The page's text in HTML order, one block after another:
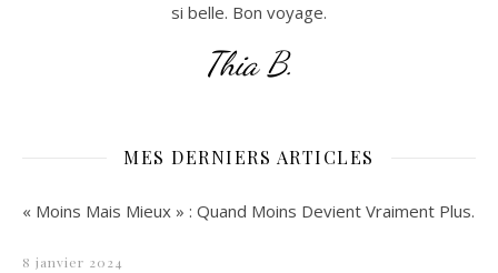
si belle. Bon voyage.
Thia B.
MES DERNIERS ARTICLES
« Moins Mais Mieux » : Quand Moins Devient Vraiment Plus.
8 janvier 2024